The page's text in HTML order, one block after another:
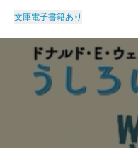
文庫電子書籍あり